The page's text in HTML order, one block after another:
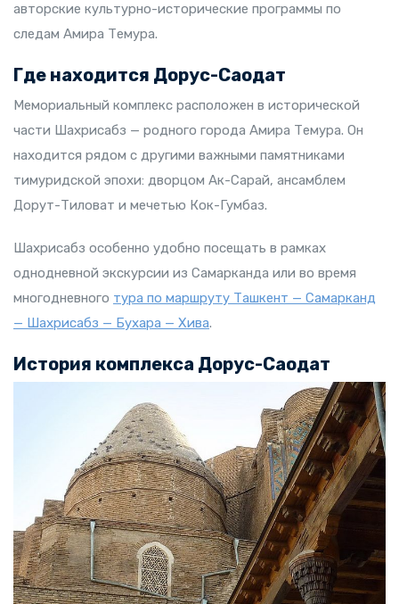
авторские культурно-исторические программы по
следам Амира Темура.
Где находится Дорус-Саодат
Мемориальный комплекс расположен в исторической
части Шахрисабз — родного города Амира Темура. Он
находится рядом с другими важными памятниками
тимуридской эпохи: дворцом Ак-Сарай, ансамблем
Дорут-Тиловат и мечетью Кок-Гумбаз.
Шахрисабз особенно удобно посещать в рамках
однодневной экскурсии из Самарканда или во время
многодневного тура по маршруту Ташкент — Самарканд
— Шахрисабз — Бухара — Хива.
История комплекса Дорус-Саодат